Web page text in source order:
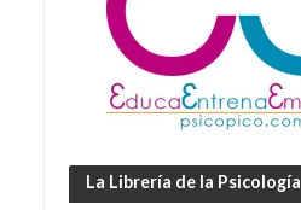
La Librería de la Psicología